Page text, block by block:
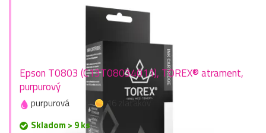
Epson T0803 (C13T08034011), TOREX® atrament,
purpurový
purpurová
16 zlaťákov
Skladom > 9 ks